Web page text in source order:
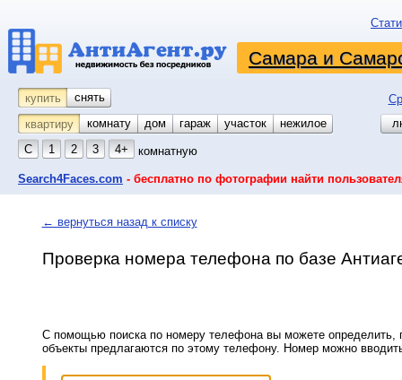
Самара и
купить снять
квартиру
комнату койко-место
дом гараж участок
нежилое
С
1 2 3 4+ комнатную
Search4Faces.com - бесплатно по фотографии найти
← вернуться назад к списку
Проверка номера телефона по базе
С помощью поиска по номеру телефона вы можете определить,
объекты предлагаются по этому телефону. Номер можно